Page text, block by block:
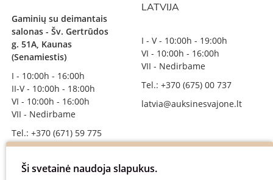
Gaminių su deimantais
salonas - Šv. Gertrūdos
g. 51A, Kaunas
(Senamiestis)
I - 10:00h - 16:00h
II-V - 10:00h - 18:00h
VI - 10:00h - 16:00h
VII - Nedirbame
Tel.: +370 (671) 59 775
LATVIJA
I - V - 10:00h - 19:00h
VI - 10:00h - 16:00h
VII - Nedirbame
Tel.: +370 (675) 00 737
latvia@auksinesvajone.lt
Ši svetainė naudoja slapukus.